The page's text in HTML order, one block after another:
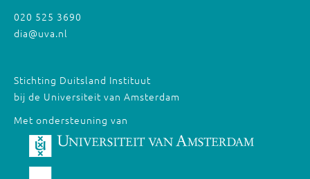
020 525 3690
dia@uva.nl
Stichting Duitsland Instituut
bij de Universiteit van Amsterdam
Met ondersteuning van